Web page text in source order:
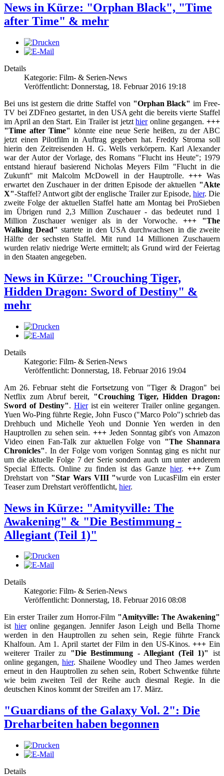
News in Kürze: "Orphan Black", "Time
after Time" & mehr
Details
Kategorie: Film- & Serien-News
Veröffentlicht: Donnerstag, 18. Februar 2016 19:18
Bei uns ist gestern die dritte Staffel von "Orphan Black" im Free-
TV bei ZDFneo gestartet, in den USA geht die bereits vierte Staffel
im April an den Start. Ein Trailer ist jetzthieronline gegangen. +++
"Time after Time" könnte eine neue Serie heißen, zu der ABC
jetzt einen Pilotfilm in Auftrag gegeben hat. Freddy Stroma soll
hierin den Zeitreisenden H. G. Wells verkörpern. Karl Alexander
war der Autor der Vorlage, des Romans "Flucht ins Heute"; 1979
entstand hierauf basierend Nicholas Meyers Film "Flucht in die
Zukunft" mit Malcolm McDowell in der Hauptrolle. +++ Was
erwartet den Zuschauer in der dritten Episode der aktuellen "Akte
X"-Staffel? Antwort gibt der englische Trailer zur Episode, hier. Die
zweite Folge der aktuellen Staffel hatte am Montag bei ProSieben
im Übrigen rund 2,3 Million Zuschauer - das bedeutet rund 1
Million Zuschauer weniger als in der Vorwoche. +++ "The
Walking Dead" startete in den USA durchwachsen in die zweite
Hälfte der sechsten Staffel. Mit rund 14 Millionen Zuschauern
wurden relativ niedrige Werte ermittelt; als Grund wird der Feiertag
in den Staaten angegeben.
News in Kürze: "Crouching Tiger,
Hidden Dragon: Sword of Destiny" &
mehr
Details
Kategorie: Film- & Serien-News
Veröffentlicht: Donnerstag, 18. Februar 2016 19:04
Am 26. Februar steht die Fortsetzung von "Tiger & Dragon" bei
Netflix zum Abruf bereit, "Crouching Tiger, Hidden Dragon:
Sword of Destiny". Hierist ein weiterer Trailer online gegangen.
Yuen Wo-Ping führte Regie, John Fusco ("Marco Polo") schrieb das
Drehbuch und Michelle Yeoh und Donnie Yen werden in den
Hauptrollen zu sehen sein.+++ Jeden Sonntag gibt's von Amazon
Video einen Fan-Talk zur aktuellen Folge von "The Shannara
Chronicles". In der Folge vom vorigen Sonntag ging es nicht nur
um die aktuelle Folge 7 der Serie sondern auch um unter anderem
Special Effects. Online zu finden ist das Ganze hier. +++ Zum
Drehstart von "Star Wars VIII "wurde von LucasFilm ein erster
Teaser zum Drehstart veröffentlicht, hier.
News in Kürze: "Amityville: The
Awakening" & "Die Bestimmung -
Allegiant (Teil 1)"
Details
Kategorie: Film- & Serien-News
Veröffentlicht: Donnerstag, 18. Februar 2016 08:08
Ein erster Trailer zum Horror-Film "Amityville: The Awakening"
isthieronline gegangen. Jennifer Jason Leigh und Bella Thorne
werden in den Hauptrollen zu sehen sein, Regie führte Franck
Khalfoun. Am 1. April startet der Film in den US-Kinos.+++Ein
weiterer Trailer zu "Die Bestimmung - Allegiant (Teil 1)"
ist
online gegangen, hier. Shailene Woodley und Theo James werden
erneut in den Hauptrollen zu sehen sein, Robert Schwentke führte
wie beim zweiten Teil der Reihe auch diesmal Regie. In die
deutschen Kinos kommt der Streifen am 17. März.
"Guardians of the Galaxy Vol. 2": Die
Dreharbeiten haben begonnen
Details